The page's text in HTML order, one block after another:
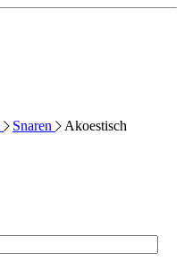
Snaren
Akoestisch